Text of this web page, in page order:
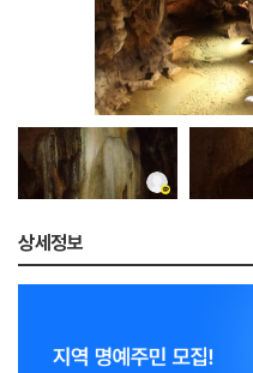
상세정보